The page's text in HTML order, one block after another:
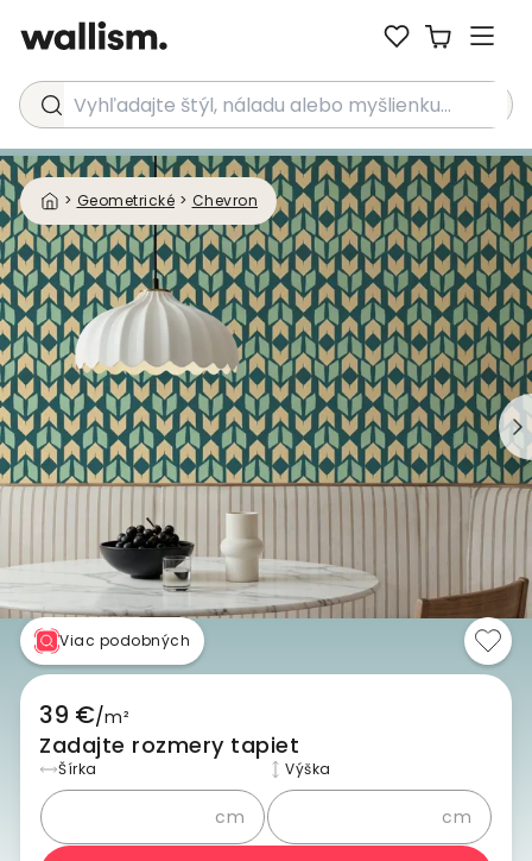
Vyhľadajte štýl, náladu alebo myšlienku...
> Geometrické > Chevron
Viac podobných
39 €/m²
Zadajte rozmery tapiet
Šírka
cm
Výška
cm